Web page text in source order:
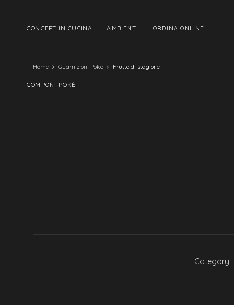
CONCEPT IN CUCINA AMBIENTI ORDINA ONLINE
COMPONI POKÈ
Home Guarnizioni Pokè Frutta di stagione
Category: